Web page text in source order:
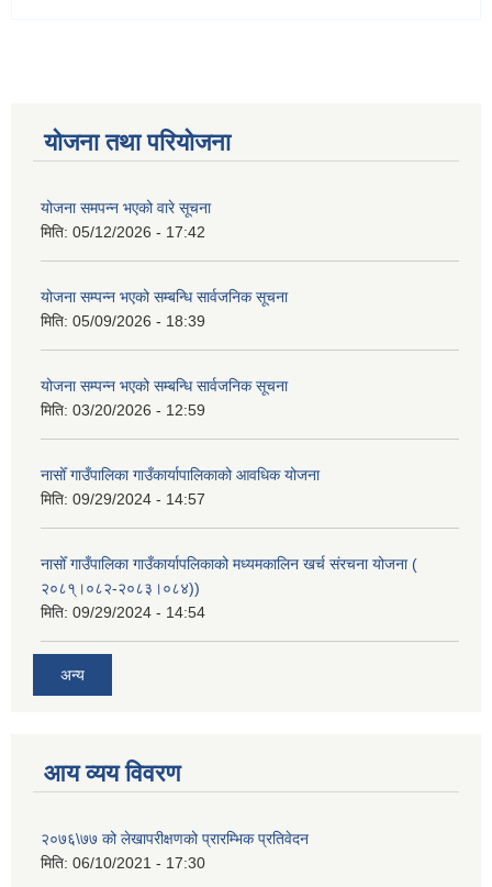
योजना तथा परियोजना
योजना समपन्न भएको वारे सूचना
मिति: 05/12/2026 - 17:42
योजना सम्पन्न भएको सम्बन्धि सार्वजनिक सूचना
मिति: 05/09/2026 - 18:39
योजना सम्पन्न भएको सम्बन्धि सार्वजनिक सूचना
मिति: 03/20/2026 - 12:59
नासोँ गाउँपालिका गाउँकार्यापालिकाको आवधिक योजना
मिति: 09/29/2024 - 14:57
नासोँ गाउँपालिका गाउँकार्यापलिकाको मध्यमकालिन खर्च संरचना योजना (
२०८१्।०८२-२०८३।०८४))
मिति: 09/29/2024 - 14:54
अन्य
आय व्यय विवरण
२०७६\७७ को लेखापरीक्षणको प्रारम्भिक प्रतिवेदन
मिति: 06/10/2021 - 17:30